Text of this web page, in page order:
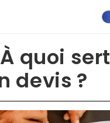
quoi sert
devis ?